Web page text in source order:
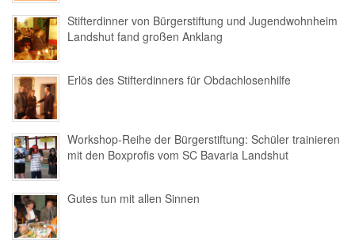
Stifterdinner von Bürgerstiftung und Jugendwohnheim
Landshut fand großen Anklang
Erlös des Stifterdinners für Obdachlosenhilfe
Workshop-Reihe der Bürgerstiftung: Schüler trainieren
mit den Boxprofis vom SC Bavaria Landshut
Gutes tun mit allen Sinnen